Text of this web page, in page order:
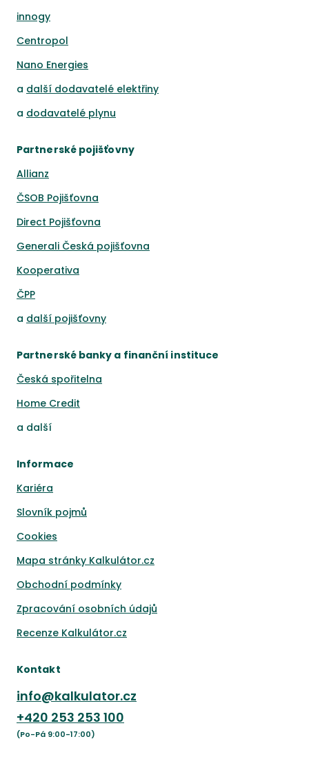
innogy
Centropol
Nano Energies
a další dodavatelé elektřiny
a dodavatelé plynu
Partnerské pojišťovny
Allianz
ČSOB Pojišťovna
Direct Pojišťovna
Generali Česká pojišťovna
Kooperativa
ČPP
a další pojišťovny
Partnerské banky a finanční instituce
Česká spořitelna
Home Credit
a další
Informace
Kariéra
Slovník pojmů
Cookies
Mapa stránky Kalkulátor.cz
Obchodní podmínky
Zpracování osobních údajů
Recenze Kalkulátor.cz
Kontakt
info@kalkulator.cz
+420 253 253 100
(Po-Pá 9:00-17:00)